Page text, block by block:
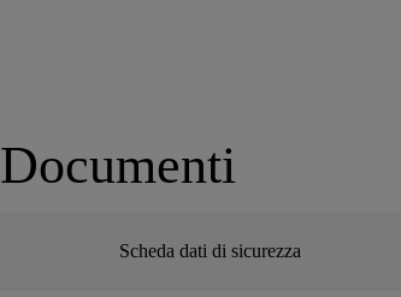
Documenti
Scheda dati di sicurezza